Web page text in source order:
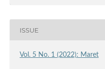
ISSUE
Vol. 5 No. 1 (2022): Maret